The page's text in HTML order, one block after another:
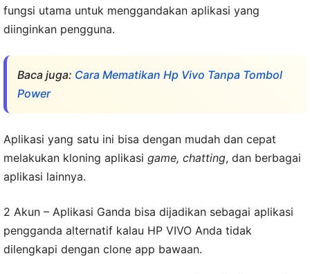
fungsi utama untuk menggandakan aplikasi yang
diinginkan pengguna.
Baca juga: Cara Mematikan Hp Vivo Tanpa Tombol
Power
Aplikasi yang satu ini bisa dengan mudah dan cepat
melakukan kloning aplikasi game, chatting, dan berbagai
aplikasi lainnya.
2 Akun – Aplikasi Ganda bisa dijadikan sebagai aplikasi
pengganda alternatif kalau HP VIVO Anda tidak
dilengkapi dengan clone app bawaan.